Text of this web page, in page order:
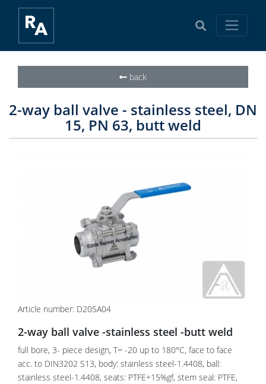
back
2-way ball valve - stainless steel, DN
15, PN 63, butt weld
Article number: D205A04
2-way ball valve -stainless steel -butt weld
full bore, 3- piece design, T= -20 up to 180°C, face to face
acc. to DIN3202 S13, body: stainless steel-1.4408, ball:
stainless steel-1.4408, seats: PTFE+15%gf, stem seal: PTFE,